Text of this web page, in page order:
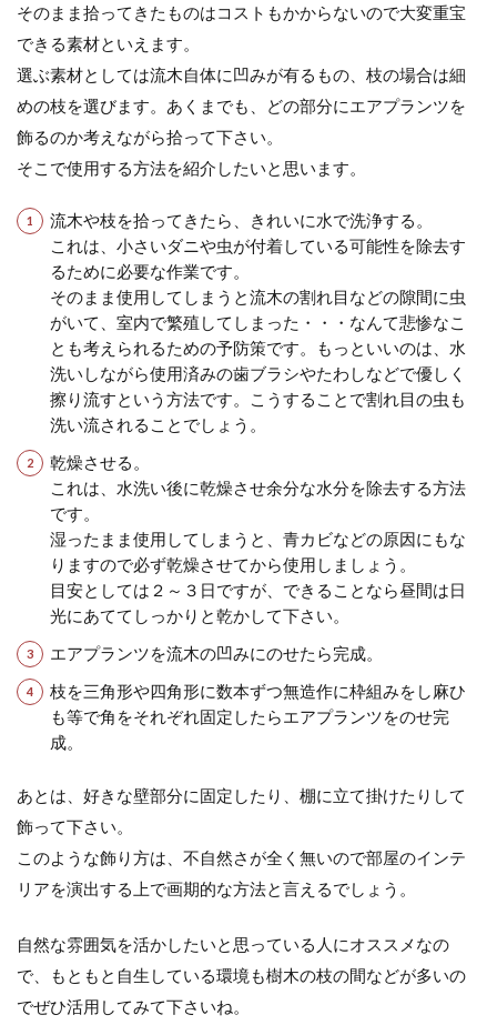
そのまま拾ってきたものはコストもかからないので大変重宝
できる素材といえます。
選ぶ素材としては流木自体に凹みが有るもの、枝の場合は細
めの枝を選びます。あくまでも、どの部分にエアプランツを
飾るのか考えながら拾って下さい。
そこで使用する方法を紹介したいと思います。
流木や枝を拾ってきたら、きれいに水で洗浄する。
これは、小さいダニや虫が付着している可能性を除去す
るために必要な作業です。
そのまま使用してしまうと流木の割れ目などの隙間に虫
がいて、室内で繁殖してしまった・・・なんて悲惨なこ
とも考えられるための予防策です。もっといいのは、水
洗いしながら使用済みの歯ブラシやたわしなどで優しく
擦り流すという方法です。こうすることで割れ目の虫も
洗い流されることでしょう。
乾燥させる。
これは、水洗い後に乾燥させ余分な水分を除去する方法
です。
湿ったまま使用してしまうと、青カビなどの原因にもな
りますので必ず乾燥させてから使用しましょう。
目安としては２～３日ですが、できることなら昼間は日
光にあててしっかりと乾かして下さい。
エアプランツを流木の凹みにのせたら完成。
枝を三角形や四角形に数本ずつ無造作に枠組みをし麻ひ
も等で角をそれぞれ固定したらエアプランツをのせ完
成。
あとは、好きな壁部分に固定したり、棚に立て掛けたりして
飾って下さい。
このような飾り方は、不自然さが全く無いので部屋のインテ
リアを演出する上で画期的な方法と言えるでしょう。
自然な雰囲気を活かしたいと思っている人にオススメなの
で、もともと自生している環境も樹木の枝の間などが多いの
でぜひ活用してみて下さいね。